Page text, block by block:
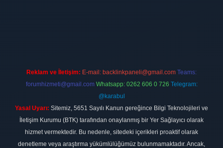
Reklam ve İletişim: E-mail: backlinkpaneli@gmail.com Teams:
forumhizmeti@gmail.com Whatsapp: 0262 606 0 726 Telegram:
@karabul
Yasal Uyarı: Sitemiz, 5651 Sayılı Kanun gereğince Bilgi Teknolojileri ve
İletişim Kurumu (BTK) tarafından onaylanmış bir Yer Sağlayıcı olarak
hizmet vermektedir. Bu nedenle, sitedeki içerikleri proaktif olarak
denetleme veya araştırma yükümlülüğümüz bulunmamaktadır. Ancak,